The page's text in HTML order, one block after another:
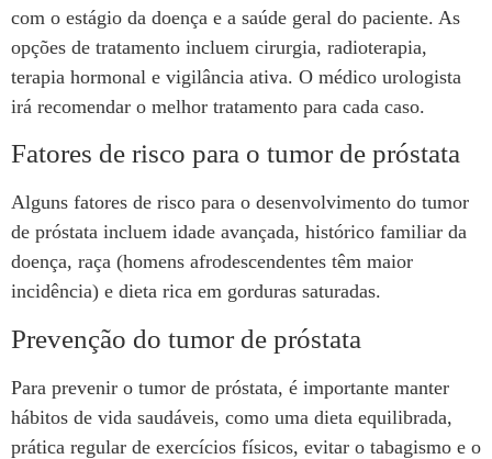
com o estágio da doença e a saúde geral do paciente. As
opções de tratamento incluem cirurgia, radioterapia,
terapia hormonal e vigilância ativa. O médico urologista
irá recomendar o melhor tratamento para cada caso.
Fatores de risco para o tumor de próstata
Alguns fatores de risco para o desenvolvimento do tumor
de próstata incluem idade avançada, histórico familiar da
doença, raça (homens afrodescendentes têm maior
incidência) e dieta rica em gorduras saturadas.
Prevenção do tumor de próstata
Para prevenir o tumor de próstata, é importante manter
hábitos de vida saudáveis, como uma dieta equilibrada,
prática regular de exercícios físicos, evitar o tabagismo e o